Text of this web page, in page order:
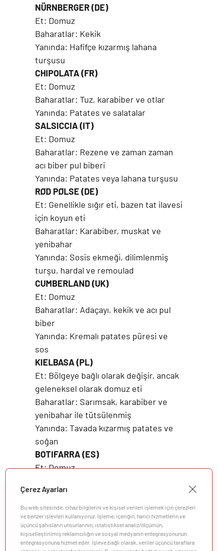
NÜRNBERGER (DE)
Et: Domuz
Baharatlar: Kekik
Yanında: Hafifçe kızarmış lahana
turşusu
CHIPOLATA (FR)
Et: Domuz
Baharatlar: Tuz, karabiber ve otlar
Yanında: Patates ve salatalar
SALSICCIA (IT)
Et: Domuz
Baharatlar: Rezene ve zaman zaman
acı biber pul biberi
Yanında: Patates veya lahana turşusu
RØD PØLSE (DE)
Et: Genellikle sığır eti, bazen tat ilavesi
için koyun eti
Baharatlar: Karabiber, muskat ve
yenibahar
Yanında: Sosis ekmeği, dilimlenmiş
turşu, hardal ve remoulad
CUMBERLAND (UK)
Et: Domuz
Baharatlar: Adaçayı, kekik ve acı pul
biber
Yanında: Kremalı patates püresi ve
sos
KIELBASA (PL)
Et: Bölgeye bağlı olarak değişir, ancak
geleneksel olarak domuz eti
Baharatlar: Sarımsak, karabiber ve
yenibahar ile tütsülenmiş
Yanında: Tavada kızarmış patates ve
soğan
BOTIFARRA (ES)
Et: Domuz
trüf eklenmiş
Yanında: Yağda pişirilmiş beyaz fasulye
ve sarımsak
Çerez Ayarları
Bu web sitesinde, cihaz bilgilerini ve kişisel verileri işlemek için çerezleri
ve benzer işlevleri kullanıyoruz. İşleme, içeriğin, harici hizmetlerin ve
üçüncü şahısların unsurlarının, istatistiksel analiz/ölçümün,
kişiselleştirilmiş reklamcılığın ve sosyal medyanın entegrasyonunun
entegrasyonuna hizmet eder. İşleve bağlı olarak, veriler üçüncü taraflara